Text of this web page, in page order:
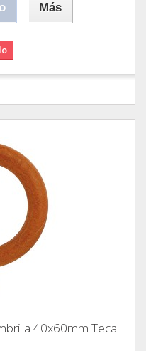
Más
40x60mm Teca